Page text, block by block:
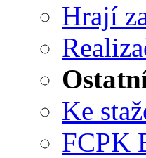
Hrají
Ke
FCPK